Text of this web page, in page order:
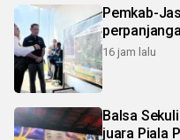
Pemkab-
16 jam lalu
Balsa
juara Piala